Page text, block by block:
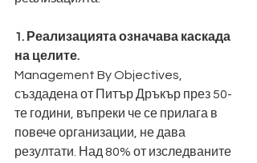
1. Реализацията означава каскада
на целите.
Management By Objectives,
създадена от Питър Дръкър през 50-
те години, въпреки че се прилага в
повече организации, не дава
резултати. Над 80% от изследваните